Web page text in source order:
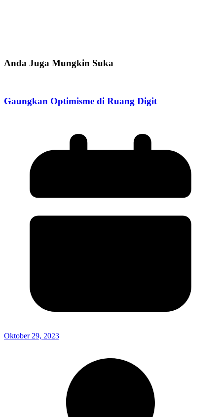
Anda Juga Mungkin Suka
Gaungkan Optimisme di Ruang Digit
Oktober 29, 2023